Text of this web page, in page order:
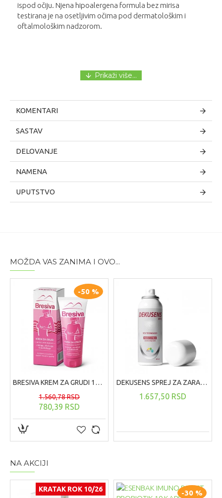
ispod očiju. Njena hipoalergena formula bez mirisa
testirana je na osetljivim očima pod dermatološkim i
oftalmološkim nadzorom.
KOMENTARI
SASTAV
DELOVANJE
NAMENA
UPUTSTVO
MOŽDA VAS ZANIMA I OVO...
-50 %
BRESIVA KREM ZA GRUDI 100 ML
780,39 RSD
1.560,78 RSD
DEKUSENS SPREJ ZA ZARASTANJE RANA ,125 ML
1.657,50 RSD
NA AKCIJI
KRATAK ROK 10/26 -30 %